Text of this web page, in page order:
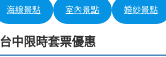
海線景點 室內景點 婚紗景點
台中限時套票優惠